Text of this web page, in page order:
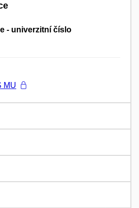
- univerzitní číslo
MU